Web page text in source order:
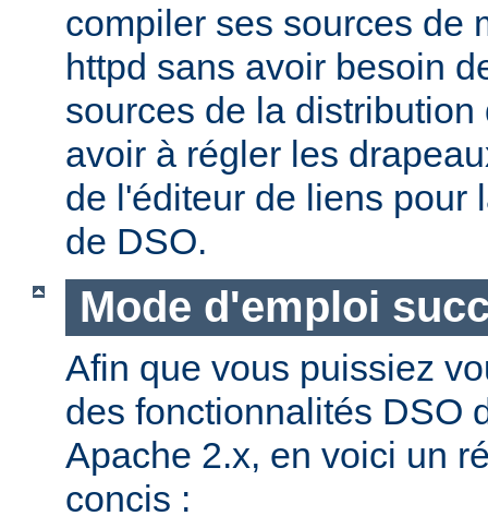
compiler ses sources de
httpd sans avoir besoin
sources de la
avoir à régler les
de l'éditeur de liens pour
de DSO.
Mode d'emploi
Afin que vous puissiez
des fonctionnalités DSO
Apache 2.x, en voici un
concis :